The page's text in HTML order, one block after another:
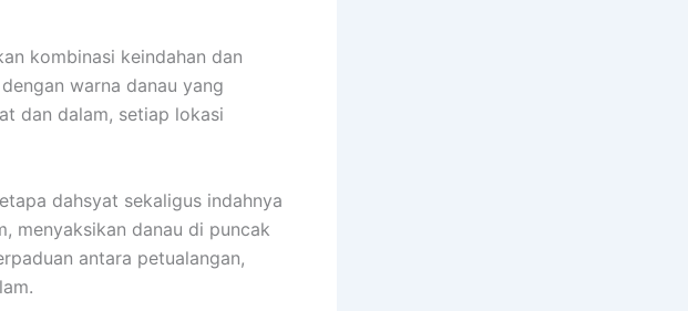
kombinasi keindahan dan
warna danau yang
dan dalam, setiap lokasi
dahsyat sekaligus indahnya
menyaksikan danau di puncak
antara petualangan,